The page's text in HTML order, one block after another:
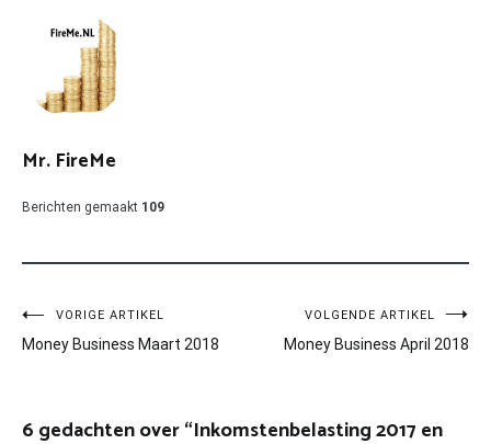
Mr. FireMe
Berichten gemaakt 109
Bericht
navigatie
VORIGE ARTIKEL
Money Business Maart 2018
VOLGENDE ARTIKEL
Money Business April 2018
6 gedachten over “Inkomstenbelasting 2017 en